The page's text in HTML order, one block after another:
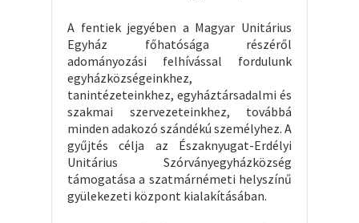
A fentiek jegyében a Magyar Unitárius
Egyház főhatósága részéről
adományozási felhívással fordulunk
egyházközségeinkhez,
tanintézeteinkhez, egyháztársadalmi és
szakmai szervezeteinkhez, továbbá
minden adakozó szándékú személyhez. A
gyűjtés célja az Északnyugat-Erdélyi
Unitárius Szórványegyházközség
támogatása a szatmárnémeti helyszínű
gyülekezeti központ kialakításában.